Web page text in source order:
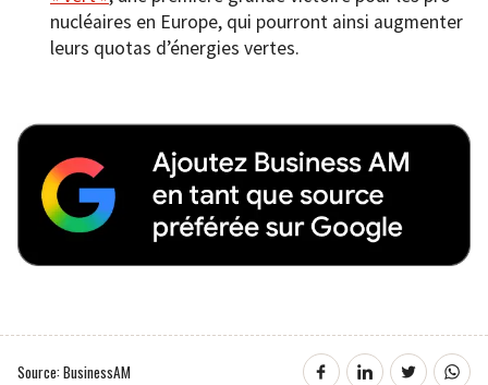
nucléaires en Europe, qui pourront ainsi augmenter
leurs quotas d’énergies vertes.
Source: BusinessAM